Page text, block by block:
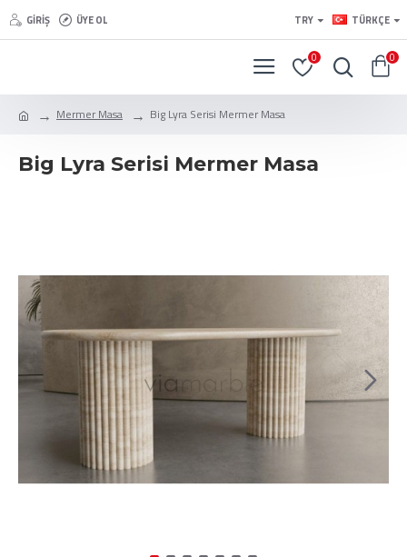
GIRIŞ ÜYE OL TRY TÜRKÇE
0 0
Mermer Masa Big Lyra Serisi Mermer Masa
Big Lyra Serisi Mermer Masa